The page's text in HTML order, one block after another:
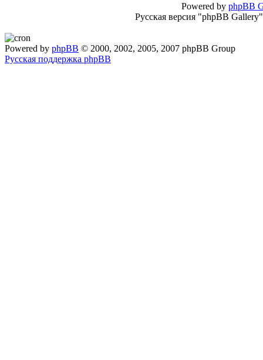
Powered by phpBB
Русская версия "phpBB
Powered by phpBB © 2000, 2002, 2005, 2007 phpBB Group
Русская поддержка phpBB